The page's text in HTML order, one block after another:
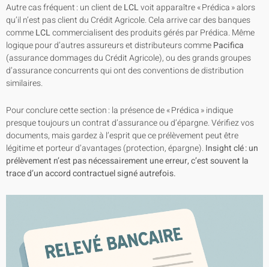
Autre cas fréquent : un client deLCLvoit apparaître « Prédica » alors
qu’il n’est pas client du Crédit Agricole. Cela arrive car des banques
commeLCLcommercialisent des produits gérés par Prédica. Même
logique pour d’autres assureurs et distributeurs commePacifica
(assurance dommages du Crédit Agricole), ou des grands groupes
d’assurance concurrents qui ont des conventions de distribution
similaires.
Pour conclure cette section : la présence de « Prédica » indique
presque toujours un contrat d’assurance ou d’épargne. Vérifiez vos
documents, mais gardez à l’esprit que ce prélèvement peut être
légitime et porteur d’avantages (protection, épargne).Insight clé : un
prélèvement n’est pas nécessairement une erreur, c’est souvent la
trace d’un accord contractuel signé autrefois.